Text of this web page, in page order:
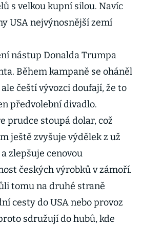
s velkou kupní silou. Navíc
USA nejvýnosnější zemí
nástup Donalda Trumpa
Během kampaně se oháněl
čeští vývozci doufají, že to
předvolební divadlo.
prudce stoupá dolar, což
ještě zvyšuje výdělek z už
zlepšuje cenovou
českých výrobků v zámoří.
tomu na druhé straně
cesty do USA nebo provoz
sdružují do hubů, kde